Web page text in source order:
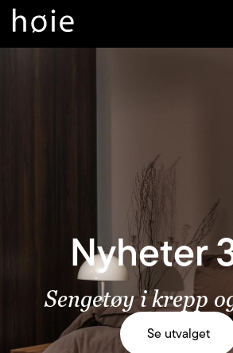
Se
Nyheter
Sengetøy i krepp
Se utvalget